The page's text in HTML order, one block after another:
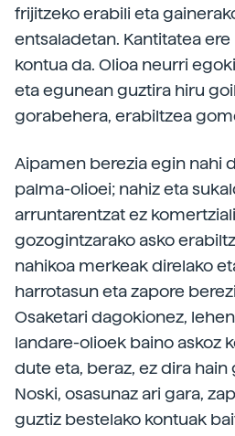
frijitzeko erabili eta
entsaladetan. Kantitatea
kontua da. Olioa neurri
eta egunean guztira hiru
gorabehera, erabiltzea
Aipamen berezia egin nahi
palma-olioei; nahiz eta
arruntarentzat ez
gozogintzarako asko
nahikoa merkeak direlako
harrotasun eta zapore
Osaketari dagokionez,
landare-olioek baino askoz
dute eta, beraz, ez dira
Noski, osasunaz ari gara,
guztiz bestelako kontuak